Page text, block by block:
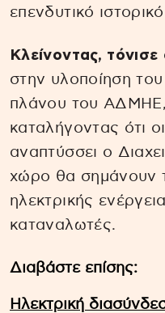
επενδυτικό
Κλείνοντας,
στην υλοποίηση
πλάνου του
καταλήγοντας ότι
αναπτύσσει ο
χώρο θα σημάνουν
ηλεκτρικής
καταναλωτές.
Διαβάστε επίσης:
Ηλεκτρική